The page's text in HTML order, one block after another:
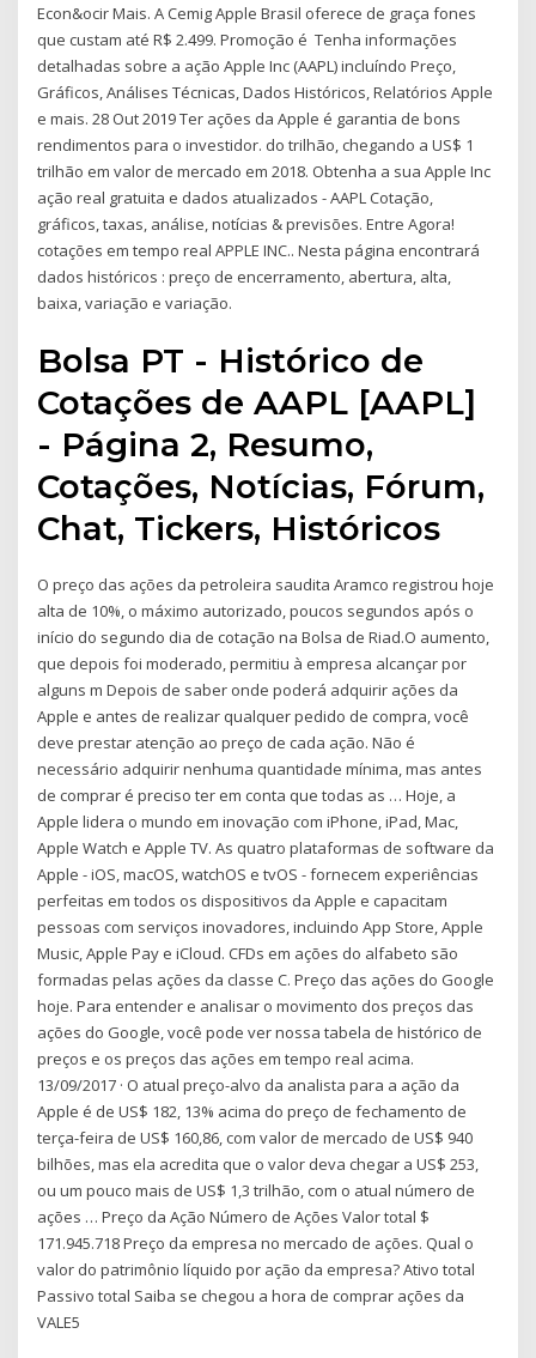
Econ&ocir Mais. A Cemig Apple Brasil oferece de graça fones
que custam até R$ 2.499. Promoção é Tenha informações
detalhadas sobre a ação Apple Inc (AAPL) incluíndo Preço,
Gráficos, Análises Técnicas, Dados Históricos, Relatórios Apple
e mais. 28 Out 2019 Ter ações da Apple é garantia de bons
rendimentos para o investidor. do trilhão, chegando a US$ 1
trilhão em valor de mercado em 2018. Obtenha a sua Apple Inc
ação real gratuita e dados atualizados - AAPL Cotação,
gráficos, taxas, análise, notícias & previsões. Entre Agora!
cotações em tempo real APPLE INC.. Nesta página encontrará
dados históricos : preço de encerramento, abertura, alta,
baixa, variação e variação.
Bolsa PT - Histórico de
Cotações de AAPL [AAPL]
- Página 2, Resumo,
Cotações, Notícias, Fórum,
Chat, Tickers, Históricos
O preço das ações da petroleira saudita Aramco registrou hoje
alta de 10%, o máximo autorizado, poucos segundos após o
início do segundo dia de cotação na Bolsa de Riad.O aumento,
que depois foi moderado, permitiu à empresa alcançar por
alguns m Depois de saber onde poderá adquirir ações da
Apple e antes de realizar qualquer pedido de compra, você
deve prestar atenção ao preço de cada ação. Não é
necessário adquirir nenhuma quantidade mínima, mas antes
de comprar é preciso ter em conta que todas as … Hoje, a
Apple lidera o mundo em inovação com iPhone, iPad, Mac,
Apple Watch e Apple TV. As quatro plataformas de software da
Apple - iOS, macOS, watchOS e tvOS - fornecem experiências
perfeitas em todos os dispositivos da Apple e capacitam
pessoas com serviços inovadores, incluindo App Store, Apple
Music, Apple Pay e iCloud. CFDs em ações do alfabeto são
formadas pelas ações da classe C. Preço das ações do Google
hoje. Para entender e analisar o movimento dos preços das
ações do Google, você pode ver nossa tabela de histórico de
preços e os preços das ações em tempo real acima.
13/09/2017 · O atual preço-alvo da analista para a ação da
Apple é de US$ 182, 13% acima do preço de fechamento de
terça-feira de US$ 160,86, com valor de mercado de US$ 940
bilhões, mas ela acredita que o valor deva chegar a US$ 253,
ou um pouco mais de US$ 1,3 trilhão, com o atual número de
ações … Preço da Ação Número de Ações Valor total $
171.945.718 Preço da empresa no mercado de ações. Qual o
valor do patrimônio líquido por ação da empresa? Ativo total
Passivo total Saiba se chegou a hora de comprar ações da
VALE5